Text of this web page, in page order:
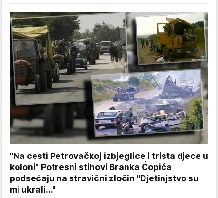
"Na cesti Petrovačkoj izbjeglice i trista djece u
koloni" Potresni stihovi Branka Ćopića
podsećaju na stravični zločin "Djetinjstvo su
mi ukrali..."